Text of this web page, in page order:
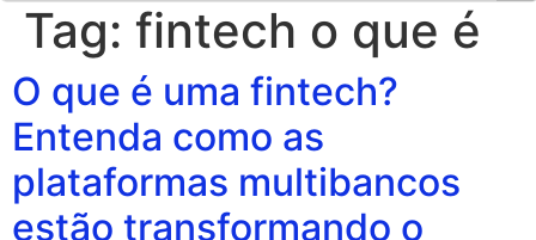
Tag: fintech o que é
O que é uma fintech?
Entenda como as
plataformas multibancos
estão transformando o